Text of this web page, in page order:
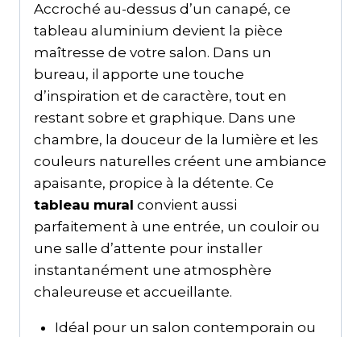
Accroché au-dessus d’un canapé, ce
tableau aluminium devient la pièce
maîtresse de votre salon. Dans un
bureau, il apporte une touche
d’inspiration et de caractère, tout en
restant sobre et graphique. Dans une
chambre, la douceur de la lumière et les
couleurs naturelles créent une ambiance
apaisante, propice à la détente. Ce
tableau mural convient aussi
parfaitement à une entrée, un couloir ou
une salle d’attente pour installer
instantanément une atmosphère
chaleureuse et accueillante.
Idéal pour un salon contemporain ou